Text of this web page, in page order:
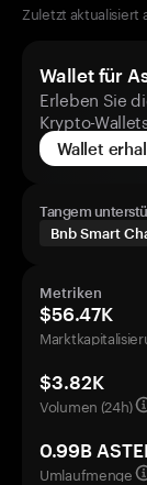
Zuletzt aktualisiert
Wallet für
Erleben Sie
Krypto-
Wallet
Tangem
Bnb Smart
Metriken
$56.47K
$3.82K
Volumen (24h)
0.99B
Umlaufmenge